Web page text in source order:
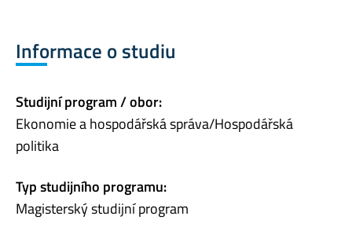
Informace o studiu
Studijní program / obor:
Ekonomie a hospodářská správa/Hospodářská
politika
Typ studijního programu:
Magisterský studijní program